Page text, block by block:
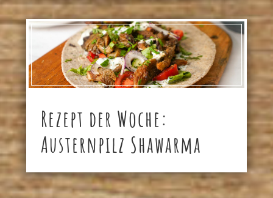
Rezept der Woche:
Austernpilz Shawarma